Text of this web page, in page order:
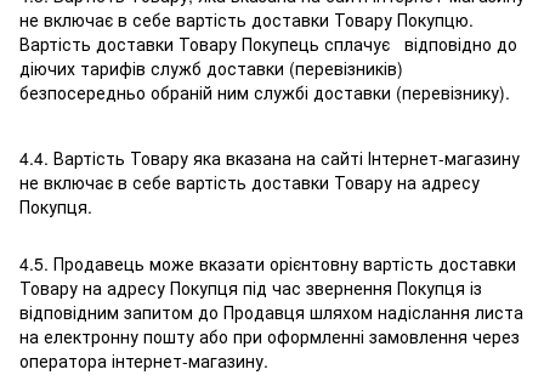
не включає в себе вартість доставки Товару Покупцю.
Вартість доставки Товару Покупець сплачує відповідно до
діючих тарифів служб доставки (перевізників)
безпосередньо обраній ним службі доставки (перевізнику).
4.4. Вартість Товару яка вказана на сайті Інтернет-магазину
не включає в себе вартість доставки Товару на адресу
Покупця.
4.5. Продавець може вказати орієнтовну вартість доставки
Товару на адресу Покупця під час звернення Покупця із
відповідним запитом до Продавця шляхом надіслання листа
на електронну пошту або при оформленні замовлення через
оператора інтернет-магазину.